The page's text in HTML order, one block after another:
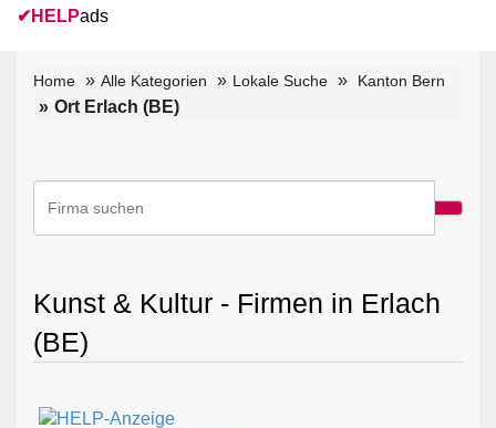
✔ HELPads
Home Alle Kategorien Lokale Suche Kanton Bern
Ort Erlach (BE)
Kunst & Kultur - Firmen in Erlach
(BE)